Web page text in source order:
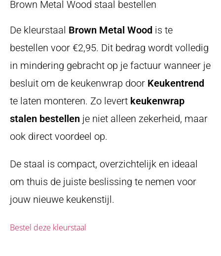
Brown Metal Wood staal bestellen
De kleurstaal Brown Metal Wood is te
bestellen voor €2,95. Dit bedrag wordt volledig
in mindering gebracht op je factuur wanneer je
besluit om de keukenwrap door Keukentrend
te laten monteren. Zo levert keukenwrap
stalen bestellen je niet alleen zekerheid, maar
ook direct voordeel op.
De staal is compact, overzichtelijk en ideaal
om thuis de juiste beslissing te nemen voor
jouw nieuwe keukenstijl.
Bestel deze kleurstaal